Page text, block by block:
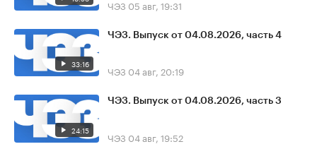
ЧЭЗ 05 авг, 19:31
33:16
ЧЭЗ. Выпуск от 04.08.2026, часть 4
ЧЭЗ 04 авг, 20:19
24:15
ЧЭЗ. Выпуск от 04.08.2026, часть 3
ЧЭЗ 04 авг, 19:52